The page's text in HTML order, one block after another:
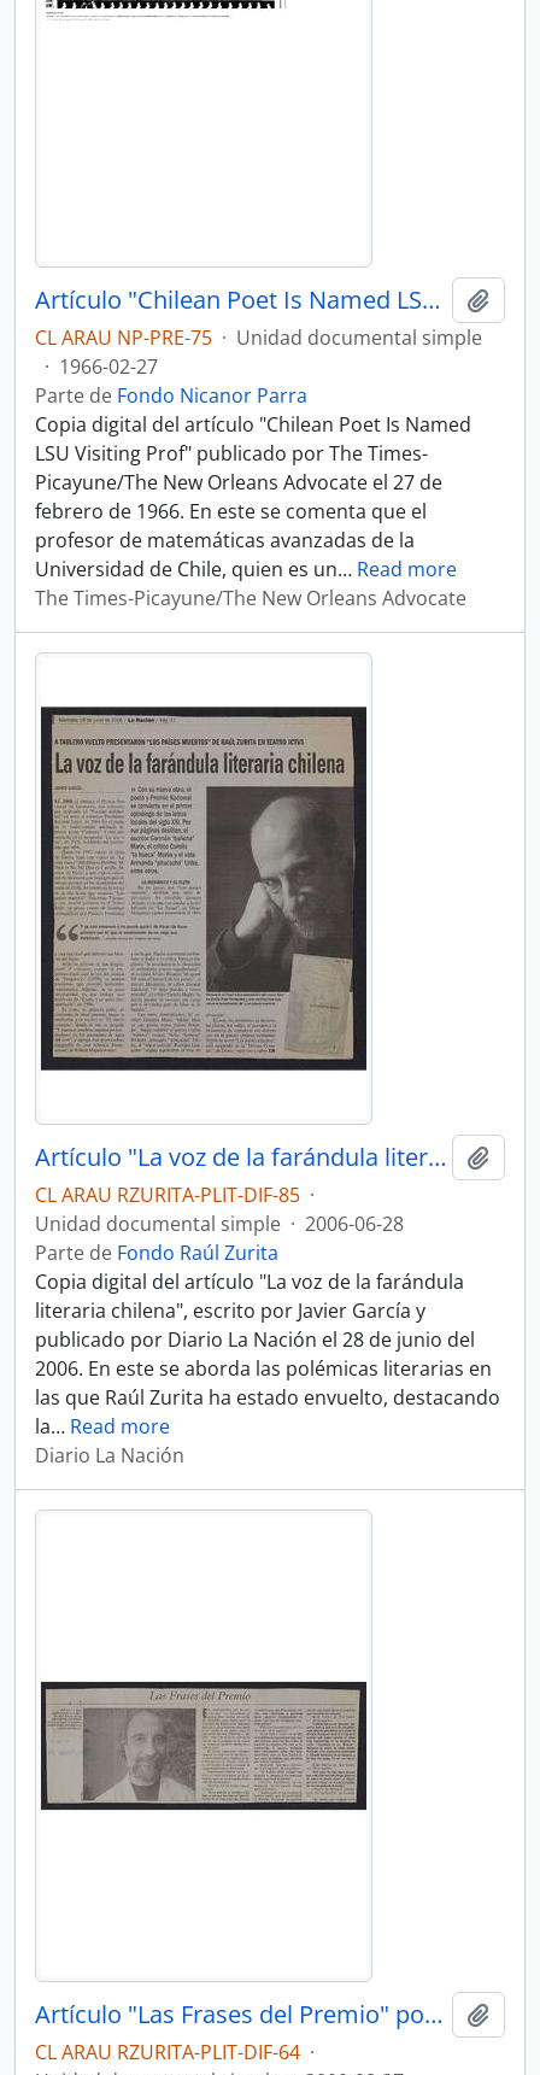
Artículo "Chilean Poet Is Named LSU Visiting Prof" de The Times-Picayune/The New Orleans Advocate
CL ARAU NP-PRE-75 · Unidad documental simple
· 1966-02-27
Parte de Fondo Nicanor Parra
Copia digital del artículo "Chilean Poet Is Named
LSU Visiting Prof" publicado por The Times-
Picayune/The New Orleans Advocate el 27 de
febrero de 1966. En este se comenta que el
profesor de matemáticas avanzadas de la
Universidad de Chile, quien es un… Read more
The Times-Picayune/The New Orleans Advocate
Artículo "La voz de la farándula literaria chilena" de Diario La Nación
CL ARAU RZURITA-PLIT-DIF-85 ·
Unidad documental simple · 2006-06-28
Parte de Fondo Raúl Zurita
Copia digital del artículo "La voz de la farándula
literaria chilena", escrito por Javier García y
publicado por Diario La Nación el 28 de junio del
2006. En este se aborda las polémicas literarias en
las que Raúl Zurita ha estado envuelto, destacando
la… Read more
Diario La Nación
Artículo "Las Frases del Premio" por Diario El Mercurio
CL ARAU RZURITA-PLIT-DIF-64 ·